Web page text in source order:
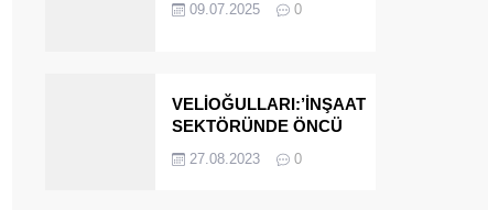
MİRASÇILARI
09.07.2025 0
VELİOĞULLARI:’İNŞAAT
SEKTÖRÜNDE ÖNCÜ
EDECEĞİZ’
27.08.2023 0